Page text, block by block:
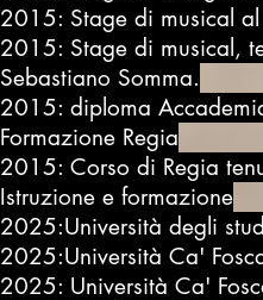
2015: Stage di musical
2015: Stage di musical,
Sebastiano Somma.
2015: diploma
Formazione Regia
2015: Corso di Regia
Istruzione e formazione
2025:Università degli
2025:Università Ca'
2025: Università Ca'